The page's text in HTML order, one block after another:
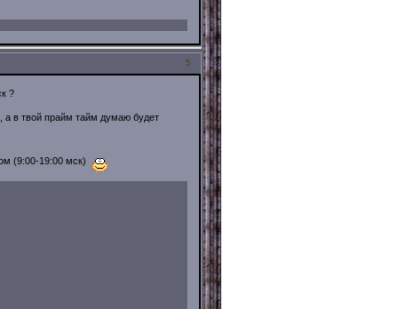
5
?
в твой прайм тайм думаю будет
(9:00-19:00 мск)